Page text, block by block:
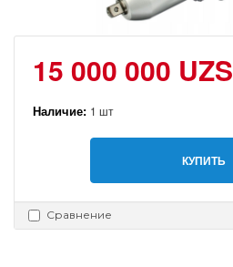
15 000 000 UZS
Наличие: 1 шт
КУПИТЬ
Сравнение